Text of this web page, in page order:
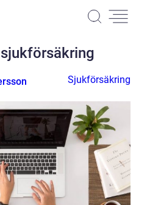
Sjukförsäkring